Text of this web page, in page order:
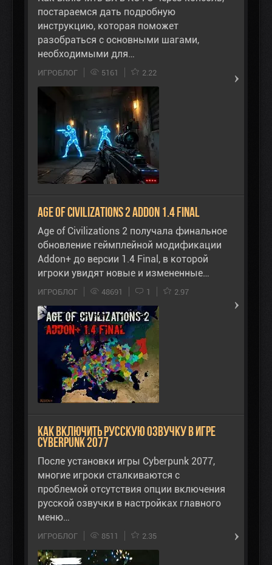
постараемся дать подробную
инструкцию, которая поможет
разобраться с основными шагами,
необходимыми для…
ИГРОБЛОГ 5161 2.22
Age of Civilizations 2 Addon 1.4 final
Age of Civilizations 2 получала финальное
обновление геймплейной модификации
Addon+ до версии 1.4 Final, в которой
игроки увидят новые и измененные…
ИГРОБЛОГ 48691 1 2.97
Как включить русскую озвучку в игре
Cyberpunk 2077
После установки игры Cyberpunk 2077,
многие игроки сталкиваются с
проблемой отсутствия опции включения
русской озвучки в настройках главного
меню…
ИГРОБЛОГ 8511 2.35